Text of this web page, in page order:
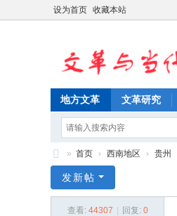
设为首页 收藏本站
地方文革 文革研究
革
» 首页 › 西南地区 › 贵州
发新帖
查看: 44307 回复: 0